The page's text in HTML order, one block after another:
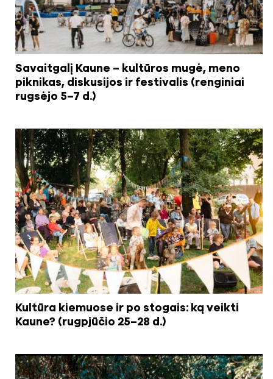
Savaitgalį Kaune – kultūros mugė, meno
piknikas, diskusijos ir festivalis (renginiai
rugsėjo 5–7 d.)
Kultūra kiemuose ir po stogais: ką veikti
Kaune? (rugpjūčio 25–28 d.)